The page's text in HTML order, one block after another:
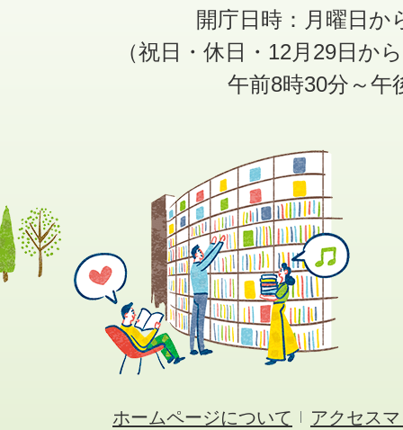
開庁日時：月曜日か
（祝日・休日・12月29日か
午前8時30分～午
ホームページについて アクセス